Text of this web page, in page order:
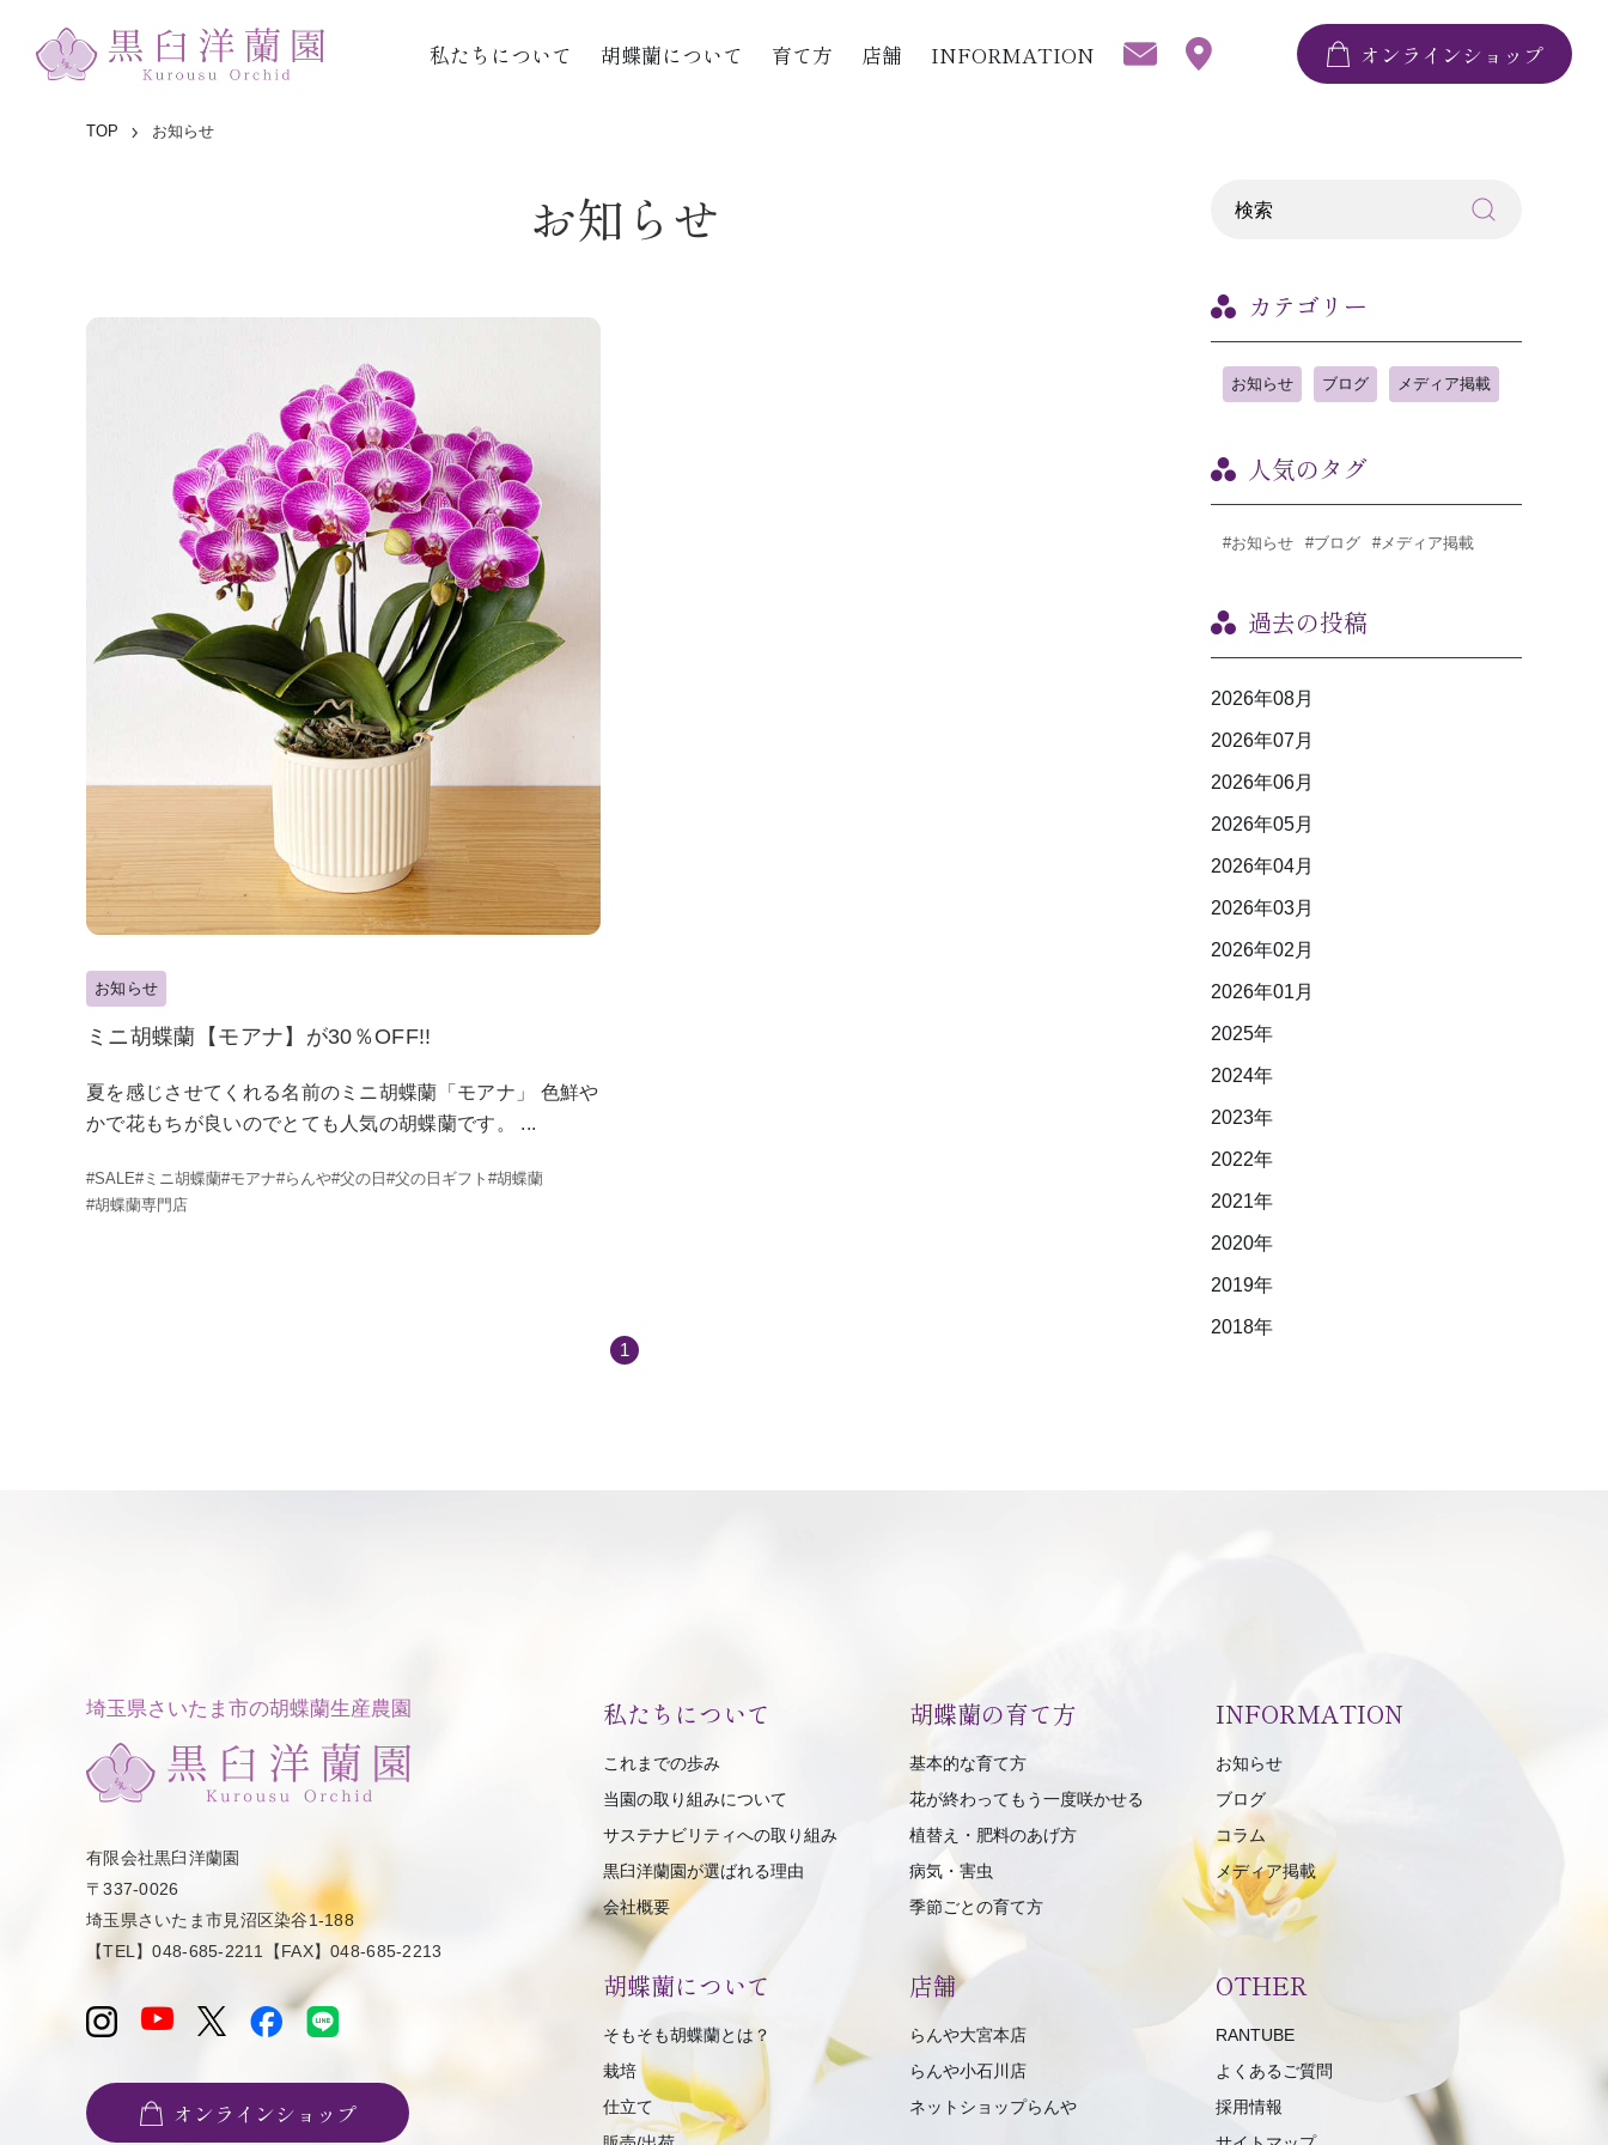
私たちについて 胡蝶蘭について 育て方 店舗 INFORMATION オンラインショップ
TOP お知らせ
お知らせ
お知らせ
ミニ胡蝶蘭【モアナ】が30％OFF!!
夏を感じさせてくれる名前のミニ胡蝶蘭「モアナ」 色鮮や
かで花もちが良いのでとても人気の胡蝶蘭です。 ...
#SALE#ミニ胡蝶蘭#モアナ#らんや#父の日 #父の日ギフト #胡蝶蘭
#胡蝶蘭専門店
1
カテゴリー
お知らせ ブログ メディア掲載
人気のタグ
#お知らせ #ブログ #メディア掲載
過去の投稿
2026年08月
2026年07月
2026年06月
2026年05月
2026年04月
2026年03月
2026年02月
2026年01月
2025年
2024年
2023年
2022年
2021年
2020年
2019年
2018年
埼玉県さいたま市の胡蝶蘭生産農園
有限会社黒臼洋蘭園
〒337-0026
埼玉県さいたま市見沼区染谷1-188
【TEL】048-685-2211【FAX】048-685-2213
オンラインショップ
私たちについて
これまでの歩み
当園の取り組みについて
サステナビリティへの取り組み
黒臼洋蘭園が選ばれる理由
会社概要
胡蝶蘭の育て方
基本的な育て方
花が終わってもう一度咲かせる
植替え・肥料のあげ方
病気・害虫
季節ごとの育て方
INFORMATION
お知らせ
ブログ
コラム
メディア掲載
胡蝶蘭について
そもそも胡蝶蘭とは？
栽培
仕立て
店舗
らんや大宮本店
らんや小石川店
ネットショップらんや
OTHER
RANTUBE
よくあるご質問
採用情報